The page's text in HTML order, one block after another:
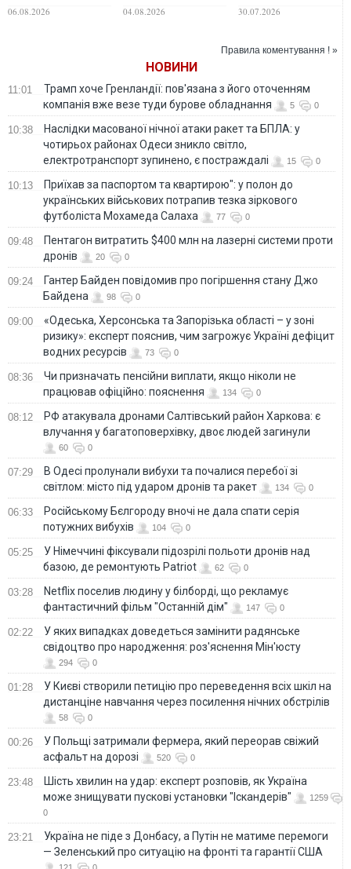
боєприпасів, - ЗМІ
06.08.2026
завершення війни
04.08.2026
«добровільні
30.07.2026
Правила коментування ! »
НОВИНИ
11:01
Трамп хоче Гренландії: пов'язана з його оточенням
компанія вже везе туди бурове обладнання
5 0
10:38
Наслідки масованої нічної атаки ракет та БПЛА: у
чотирьох районах Одеси зникло світло,
електротранспорт зупинено, є постраждалі
15 0
10:13
Приїхав за паспортом та квартирою": у полон до
українських військових потрапив тезка зіркового
футболіста Мохамеда Салаха
77 0
09:48
Пентагон витратить $400 млн на лазерні системи проти
дронів
20 0
09:24
Гантер Байден повідомив про погіршення стану Джо
Байдена
98 0
09:00
«Одеська, Херсонська та Запорізька області – у зоні
ризику»: експерт пояснив, чим загрожує Україні дефіцит
водних ресурсів
73 0
08:36
Чи призначать пенсійни виплати, якщо ніколи не
працював офіційно: пояснення
134 0
08:12
РФ атакувала дронами Салтівський район Харкова: є
влучання у багатоповерхівку, двоє людей загинули
60 0
07:29
В Одесі пролунали вибухи та почалися перебої зі
світлом: місто під ударом дронів та ракет
134 0
06:33
Російському Бєлгороду вночі не дала спати серія
потужних вибухів
104 0
05:25
У Німеччині фіксували підозрілі польоти дронів над
базою, де ремонтують Patriot
62 0
03:28
Netflix поселив людину у білборді, що рекламує
фантастичний фільм "Останній дім"
147 0
02:22
У яких випадках доведеться замінити радянське
свідоцтво про народження: роз'яснення Мін'юсту
294 0
01:28
У Києві створили петицію про переведення всіх шкіл на
дистанціне навчання через посилення нічних обстрілів
58 0
00:26
У Польщі затримали фермера, який переорав свіжий
асфальт на дорозі
520 0
23:48
Шість хвилин на удар: експерт розповів, як Україна
може знищувати пускові установки "Іскандерів"
1259
0
23:21
Україна не піде з Донбасу, а Путін не матиме перемоги
— Зеленський про ситуацію на фронті та гарантії США